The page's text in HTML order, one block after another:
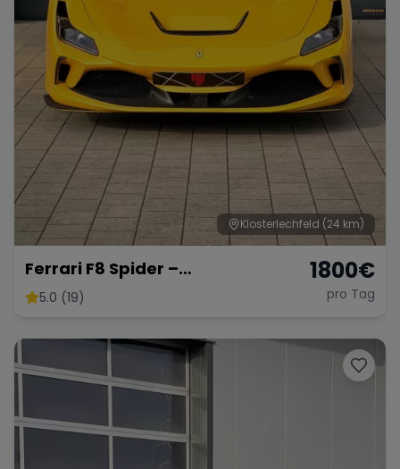
Klosterlechfeld (24 km)
Ferrari F8 Spider –
Atemberaubendes Cabrio
5.0 (19)
1800€
pro Tag